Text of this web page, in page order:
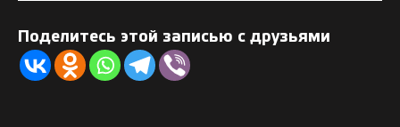
Поделитесь этой записью с друзьями